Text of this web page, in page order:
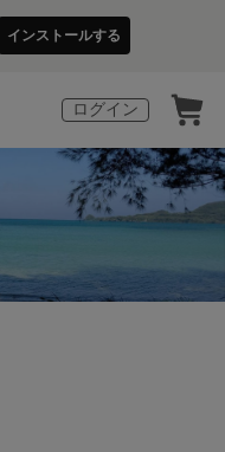
インストールする
ログイン